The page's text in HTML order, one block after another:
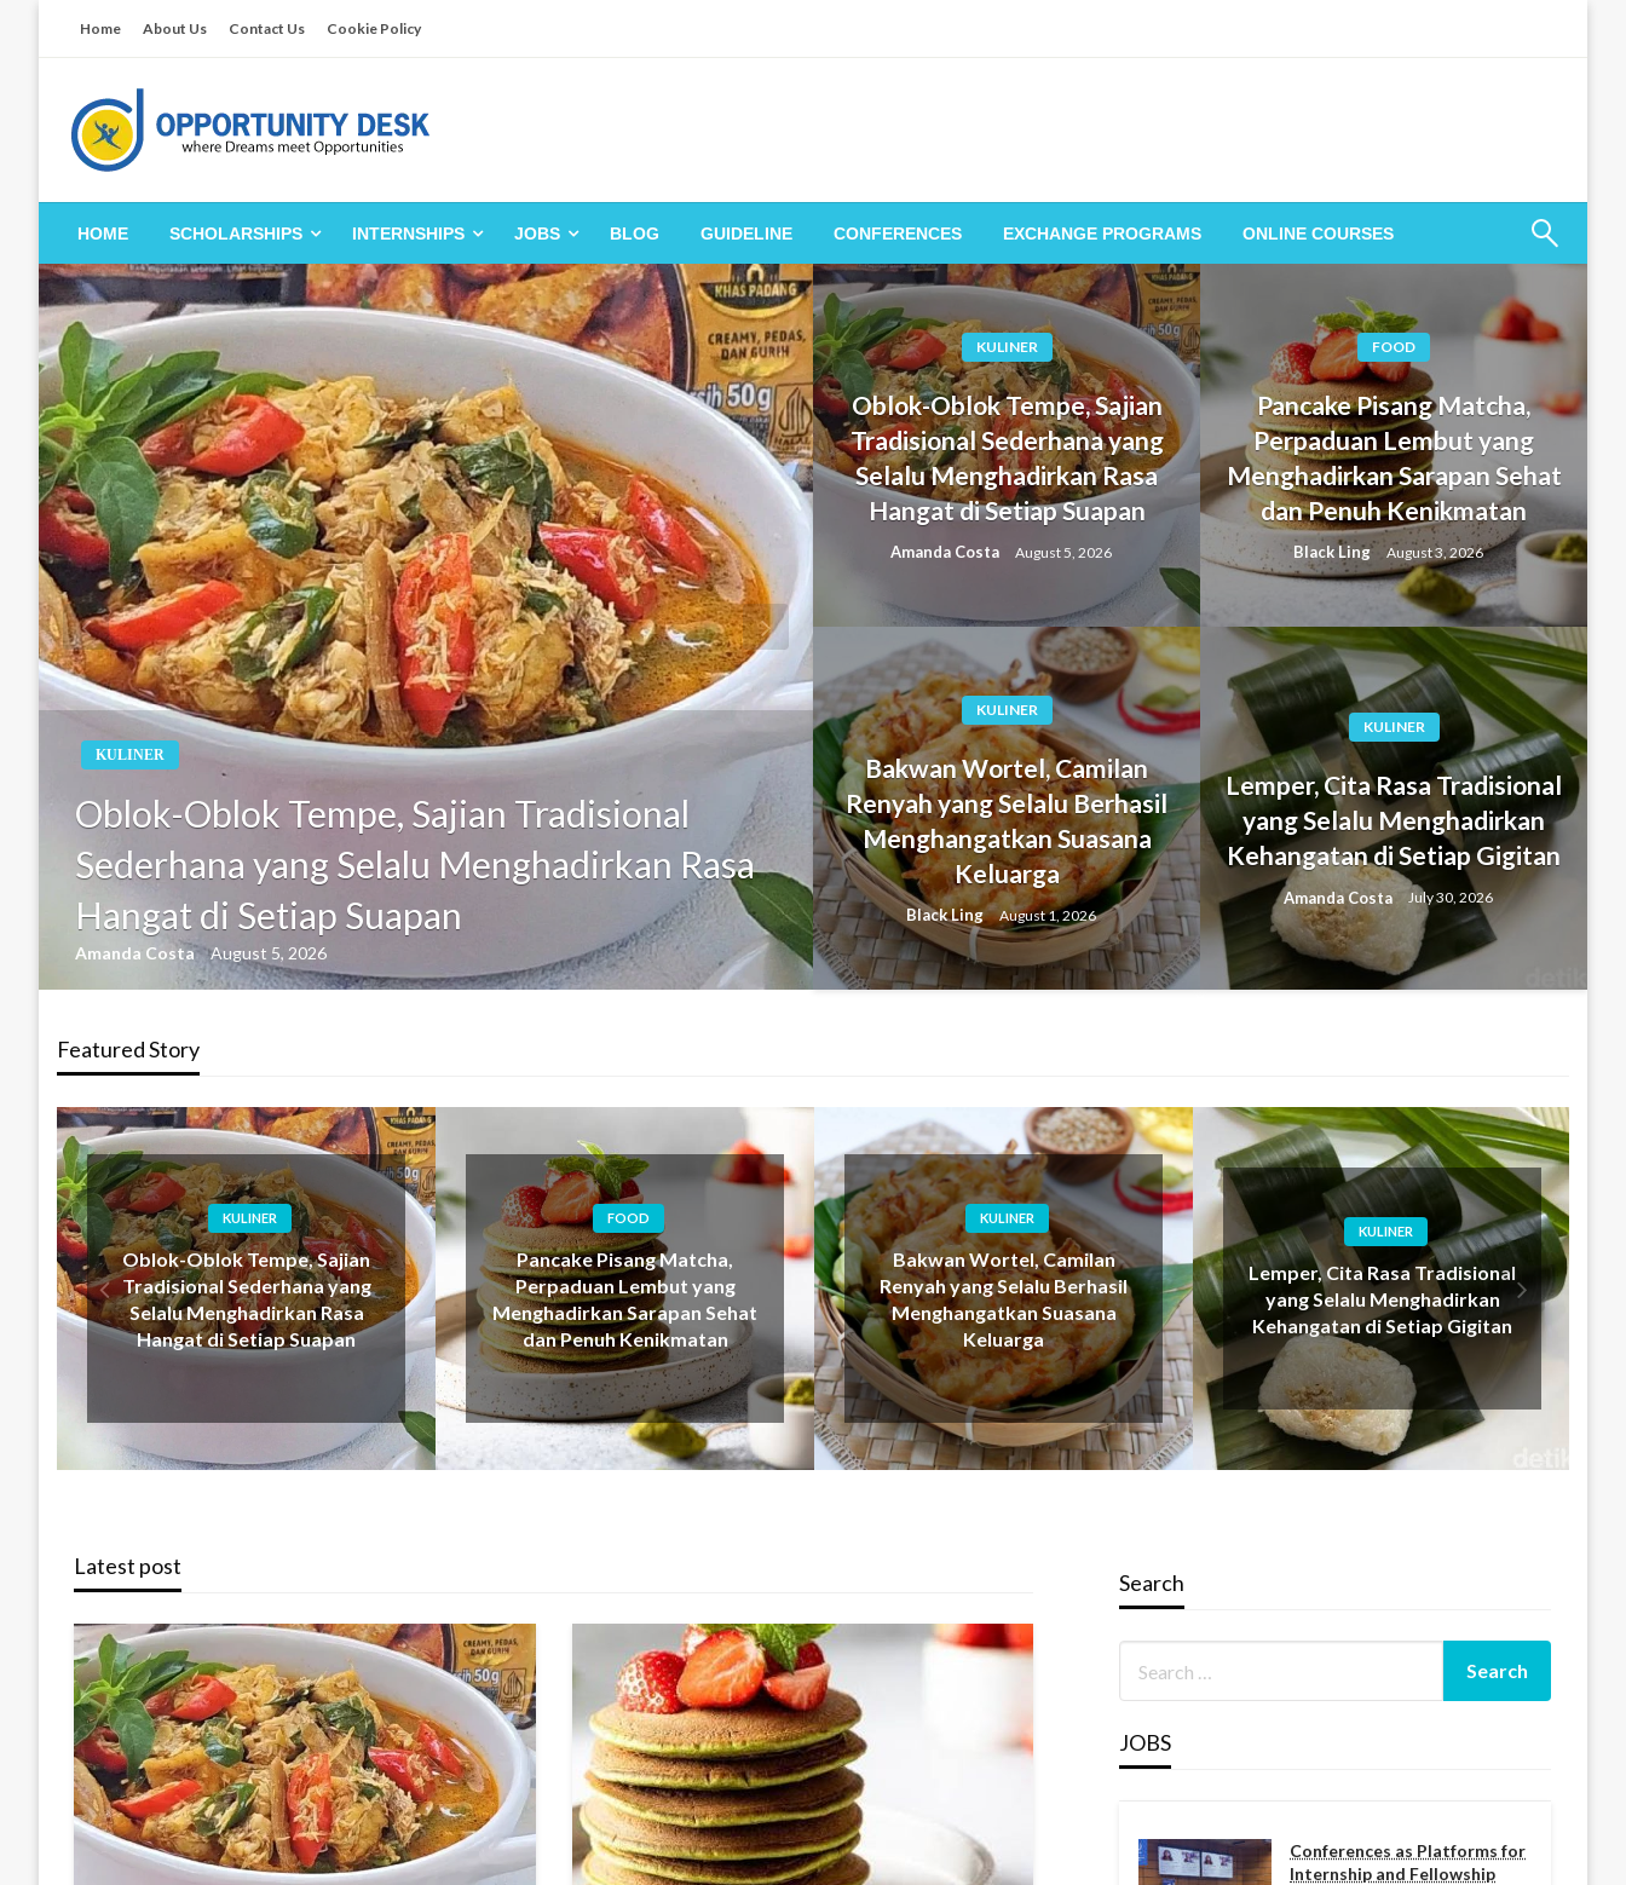
Home About Us Contact Us Cookie Policy
Opportunity Desk
Empowering Your Path to Opportunities
HOME SCHOLARSHIPS INTERNSHIPS JOBS BLOG GUIDELINE CONFERENCES EXCHANGE PROGRAMS ONLINE COURSES
KULINER
Oblok-Oblok Tempe, Sajian Tradisional
Sederhana yang Selalu Menghadirkan Rasa
Hangat di Setiap Suapan
Amanda Costa August 5, 2026
FOOD
Pancake Pisang Matcha, Perpaduan Lembut
yang Menghadirkan Sarapan Sehat dan
Penuh Kenikmatan
Black Ling August 3, 2026
KULINER
Oblok-Oblok Tempe, Sajian
Tradisional Sederhana yang
Selalu Menghadirkan Rasa
Hangat di Setiap Suapan
Amanda Costa August 5, 2026
FOOD
Pancake Pisang Matcha,
Perpaduan Lembut yang
Menghadirkan Sarapan Sehat
dan Penuh Kenikmatan
Black Ling August 3, 2026
KULINER
Bakwan Wortel, Camilan
Renyah yang Selalu Berhasil
Menghangatkan Suasana
Keluarga
Black Ling August 1, 2026
KULINER
Lemper, Cita Rasa Tradisional
yang Selalu Menghadirkan
Kehangatan di Setiap Gigitan
Amanda Costa July 30, 2026
Featured Story
FOOD
Pancake Pisang Matcha,
Perpaduan Lembut yang
Menghadirkan Sarapan Sehat
dan Penuh Kenikmatan
KULINER
Bakwan Wortel, Camilan
Renyah yang Selalu Berhasil
Menghangatkan Suasana
Keluarga
KULINER
Lemper, Cita Rasa Tradisional
yang Selalu Menghadirkan
Kehangatan di Setiap Gigitan
BIOGRAFI
Winona Karamoy:
Popularitas dan Bakat yang
Memikat Indonesia
Latest post
Search
JOBS
Conferences as Platforms for
Internship and Fellowship